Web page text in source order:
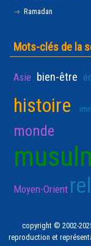
Ramadan
Mots-clés de la
Asie bien-être
histoire
monde
Moyen-Orient
copyright © 2002-
reproduction et